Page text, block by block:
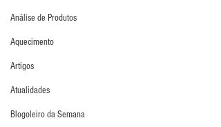
Análise de Produtos
Aquecimento
Artigos
Atualidades
Blogoleiro da Semana